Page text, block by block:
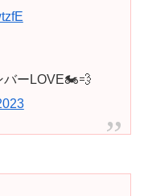
バーLOVE🏍💨